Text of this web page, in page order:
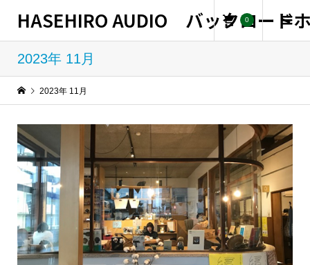
HASEHIRO AUDIO バックロード
0
2023年 11月
2023年 11月